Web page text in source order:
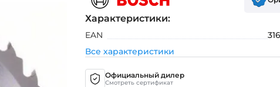
Характеристики:
EAN
Все характеристики
Официальный дилер
Смотреть сертификат